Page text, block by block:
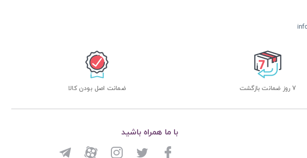
7 روز ضمانت بازگشت ضمانت اصل بودن کالا
با ما همراه باشید